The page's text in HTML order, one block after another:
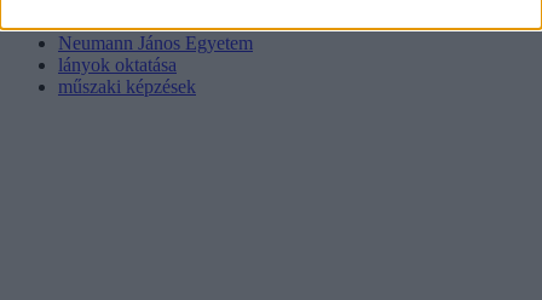
Neumann János Egyetem
lányok oktatása
műszaki képzések